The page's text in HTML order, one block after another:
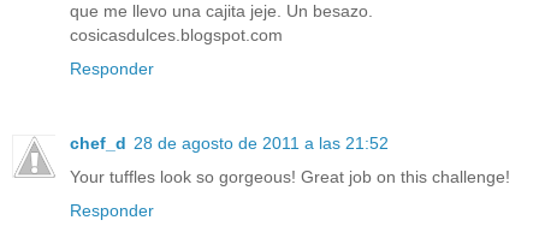
que me llevo una cajita jeje. Un besazo.
cosicasdulces.blogspot.com
Responder
chef_d 28 de agosto de 2011 a las 21:52
Your tuffles look so gorgeous! Great job on this challenge!
Responder